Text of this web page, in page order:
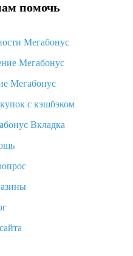
просит ввести паспортные
с Алиэкспресс
когда вернут деньги?
как их получить и
это за метод доставки и
на Алиэкспресс
товар с Алиэкспресс
денег
помочь
Мегабонус
Мегабонус
Мегабонус
с кэшбэком
Вкладка